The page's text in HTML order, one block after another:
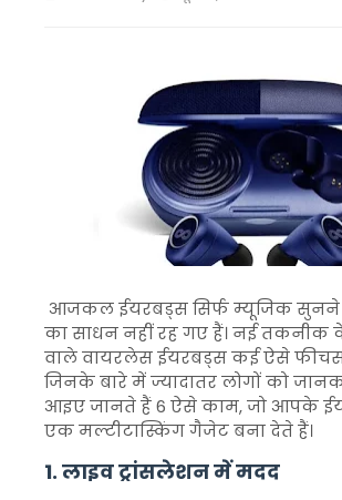
आजकल ईयरबड्स सिर्फ म्यूजिक
का साधन नहीं रह गए हैं। नई
वाले वायरलेस ईयरबड्स कई ऐसे
जिनके बारे में ज्यादातर लोगों को
आइए जानते हैं 6 ऐसे काम, जो आपके
एक मल्टीटास्किंग गैजेट बना देते हैं।
1. लाइव ट्रांसलेशन में मदद